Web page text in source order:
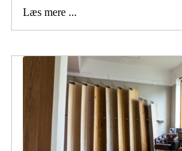
Læs mere ...